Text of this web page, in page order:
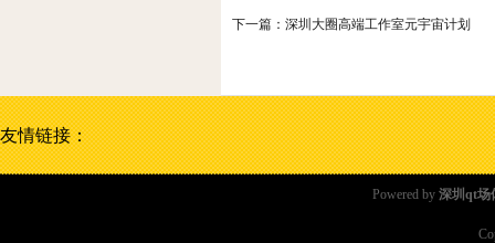
下一篇： 深圳大圈高端工作室元宇宙计划
友情链接：
Powered by 深圳qt场